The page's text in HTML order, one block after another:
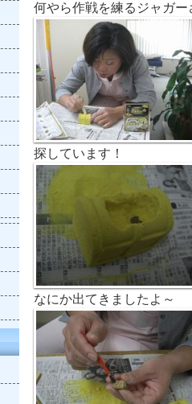
何やら作戦を練るジャガー
探しています！
なにか出てきましたよ～